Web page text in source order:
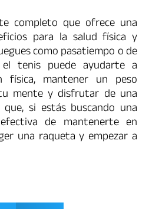
completo que ofrece una
para la salud física y
como pasatiempo o de
tenis puede ayudarte a
física, mantener un peso
mente y disfrutar de una
si estás buscando una
de mantenerte en
una raqueta y empezar a